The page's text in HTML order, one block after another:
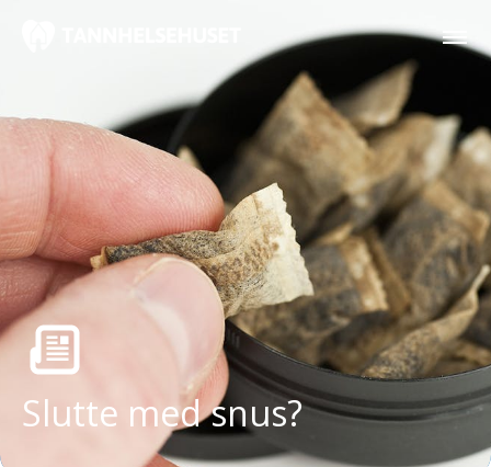
Slutte med snus?